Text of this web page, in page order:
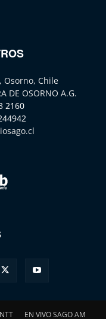
Osorno, Chile
DE OSORNO A.G.
2160
EN VIVO SAGO AM